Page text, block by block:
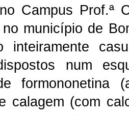
Campus Prof.ª
município de
inteiramente
num
formononetina
calagem (com